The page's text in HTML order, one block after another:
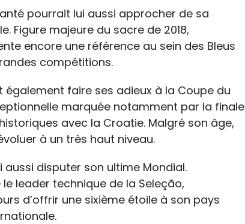
pourrait lui aussi approcher de sa
Figure majeure du sacre de 2018,
encore une référence au sein des Bleus
compétitions.
également faire ses adieux à la Coupe du
marquée notamment par la finale
avec la Croatie. Malgré son âge,
à un très haut niveau.
aussi disputer son ultime Mondial.
leader technique de la Seleção,
d’offrir une sixième étoile à son pays